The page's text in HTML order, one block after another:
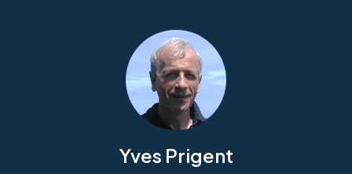
Yves Prigent